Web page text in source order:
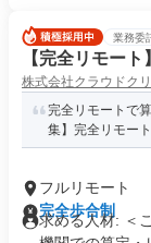
業務委
【完全リモー
株式会社クラウドク
完全リモートで
集】完全リモー
フルリモート
完全歩合制
求める人材: ＜